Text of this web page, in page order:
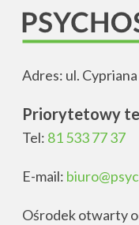
Adres: ul.
Priorytetowy
Tel: 81 533 77 37
E-mail:
Ośrodek otwarty